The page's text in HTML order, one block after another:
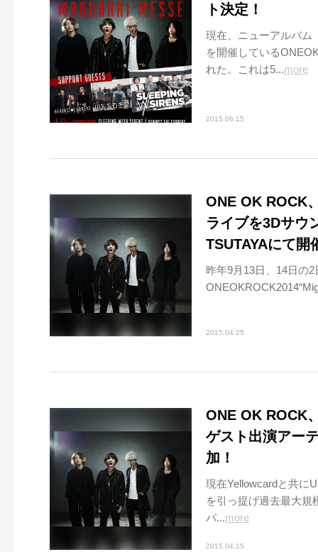
ト決定！
現在、ニューアルバム
を開催している
れた。これは5...more
2015.06.15
ONE OK ROCK
ライブを3Dサウ
TSUTAYAにて開
昨年9月13日、14日の
2015.04.25
ONE OK ROCK
ゲスト出演アー
加！
現在Yellowcardと共に
を引っ提げ過去最大規
パ...more
2015.04.15